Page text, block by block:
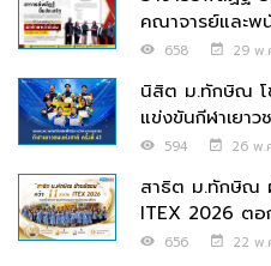
คณาจารย์และพ
658 29 พ.
นิสิต ม.ทักษิณ โ
แข่งขันกีฬาเยาว
594 26 พ.
สาธิต ม.ทักษิณ
ITEX 2026 ตอ
656 22 พ.